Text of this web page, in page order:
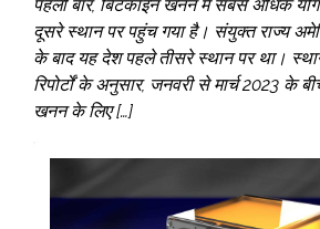
पहली बार, बिटकॉइन खनन में सबसे अधिक
दूसरे स्थान पर पहुंच गया है। संयुक्त राज्य
के बाद यह देश पहले तीसरे स्थान पर था।
रिपोर्टों के अनुसार, जनवरी से मार्च 2023 के
खनन के लिए […]